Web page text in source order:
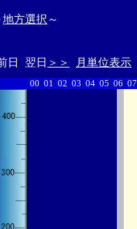
地方選択 ～
日 翌日 ＞＞ 月単位表示
00 01 02 03 04 05 06 07